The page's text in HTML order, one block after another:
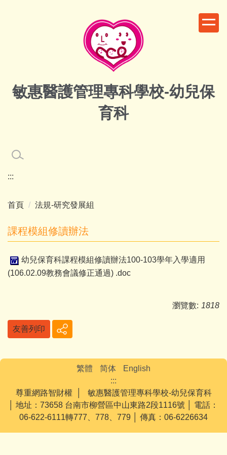
敏惠醫護管理專科學校-幼兒保
育科
:::
首頁 法規-研究發展組
課程模組修讀辦法
幼兒保育科課程模組修讀辦法100-103學年入學適用
(106.02.09教務會議修正通過) .doc
瀏覽數: 1818
友善列印
繁體 简体
English
:::
尊重網路智財權 │ 敏惠醫護管理專科學校-幼兒保育科
│ 地址：73658 台南市柳營區中山東路2段1116號 │ 電話：
06-622-6111轉777、778、779 │ 傳真：06-6226634